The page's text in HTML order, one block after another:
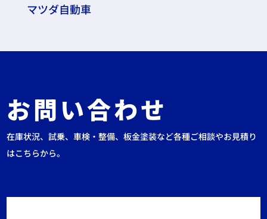
マツダ自動車
お問い合わせ
在庫状況、試乗、車検・整備、板金塗装など各種ご相談やお見積り
はこちらから。